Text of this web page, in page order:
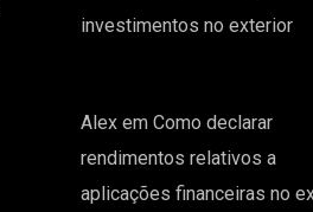
investimentos no exterior
Alex emComo declarar
rendimentos relativos a
aplicações financeiras no